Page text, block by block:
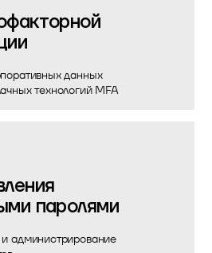
данных
технологий MFA
паролями
администрирование